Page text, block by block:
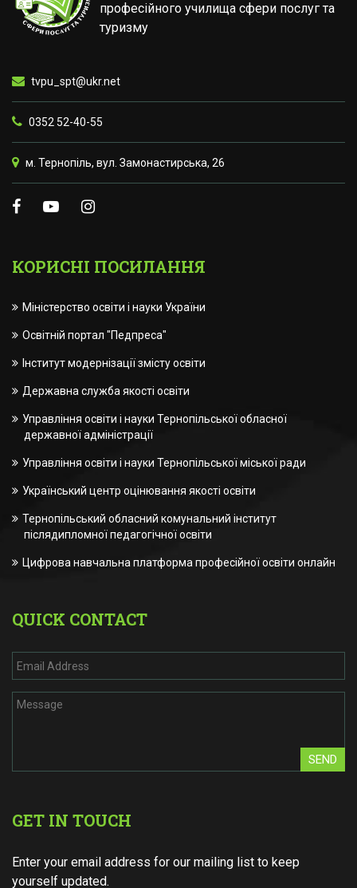
професійного училища сфери послуг та
туризму
tvpu_spt@ukr.net
0352 52-40-55
м. Тернопіль, вул. Замонастирська, 26
КОРИСНІ ПОСИЛАННЯ
Міністерство освіти і науки України
Освітній портал "Педпреса"
Інститут модернізації змісту освіти
Державна служба якості освіти
Управління освіти і науки Тернопільської обласної
державної адміністрації
Управління освіти і науки Тернопільської міської ради
Український центр оцінювання якості освіти
Тернопільський обласний комунальний інститут
післядипломної педагогічної освіти
Цифрова навчальна платформа професійної освіти онлайн
QUICK CONTACT
SEND
GET IN TOUCH
Enter your email address for our mailing list to keep
yourself updated.